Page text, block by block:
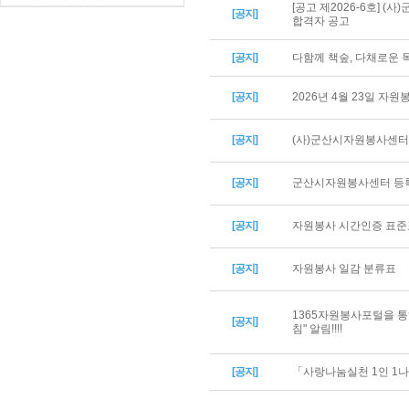
[공지]
[공고 제2026-6호] (사)
합격자 공고
[공지] 다함께 책숲, 다채로운
[공지] 2026년 4월 23일 자원
[공지] (사)군산시자원봉사센
[공지] 군산시자원봉사센터 등
[공지] 자원봉사 시간인증 표
[공지] 자원봉사 일감 분류표
[공지]
1365자원봉사포털을
침" 알림!!!!
[공지] 「사랑나눔실천 1인 1